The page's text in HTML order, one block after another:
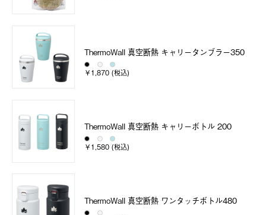
ThermoWall 真空断熱 キャリータンブラー350
￥1,870 (税込)
ThermoWall 真空断熱 キャリーボトル 200
￥1,580 (税込)
ThermoWall 真空断熱 ワンタッチボトル480